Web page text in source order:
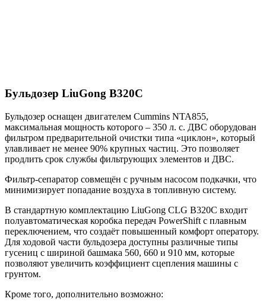
Бульдозер LiuGong B320C
Бульдозер оснащен двигателем Cummins NTA855,
максимальная мощность которого – 350 л. с. ДВС оборудован
фильтром предварительной очистки типа «циклон», который
улавливает не менее 90% крупных частиц. Это позволяет
продлить срок службы фильтрующих элементов и ДВС.
Фильтр-сепаратор совмещён с ручным насосом подкачки, что
минимизирует попадание воздуха в топливную систему.
В стандартную комплектацию LiuGong CLG B320C входит
полуавтоматическая коробка передач PowerShift с плавным
переключением, что создаёт повышенный комфорт оператору.
Для ходовой части бульдозера доступны различные типы
гусениц с шириной башмака 560, 660 и 910 мм, которые
позволяют увеличить коэффициент сцепления машины с
грунтом.
Кроме того, дополнительно возможно: